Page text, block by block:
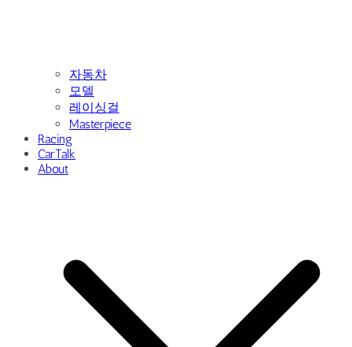
자동차
모델
레이싱걸
Masterpiece
Racing
CarTalk
About